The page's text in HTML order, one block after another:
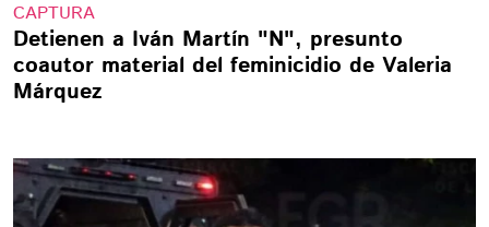
CAPTURA
Detienen a Iván Martín "N", presunto
coautor material del feminicidio de Valeria
Márquez